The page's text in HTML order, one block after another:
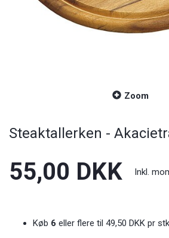
Zoom
Steaktallerken -
55,00 DKK Inkl.
Køb 6 eller flere til 49,50 DKK pr